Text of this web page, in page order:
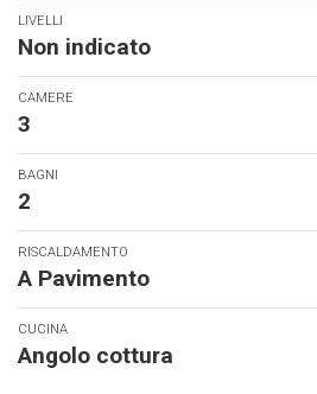
LIVELLI
Non indicato
CAMERE
3
BAGNI
2
RISCALDAMENTO
A Pavimento
CUCINA
Angolo cottura